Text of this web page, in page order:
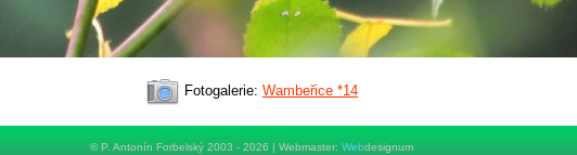
Fotogalerie: Wambeřice *14
© P. Antonín Forbelský 2003 - 2026 | Webmaster: Webdesignum